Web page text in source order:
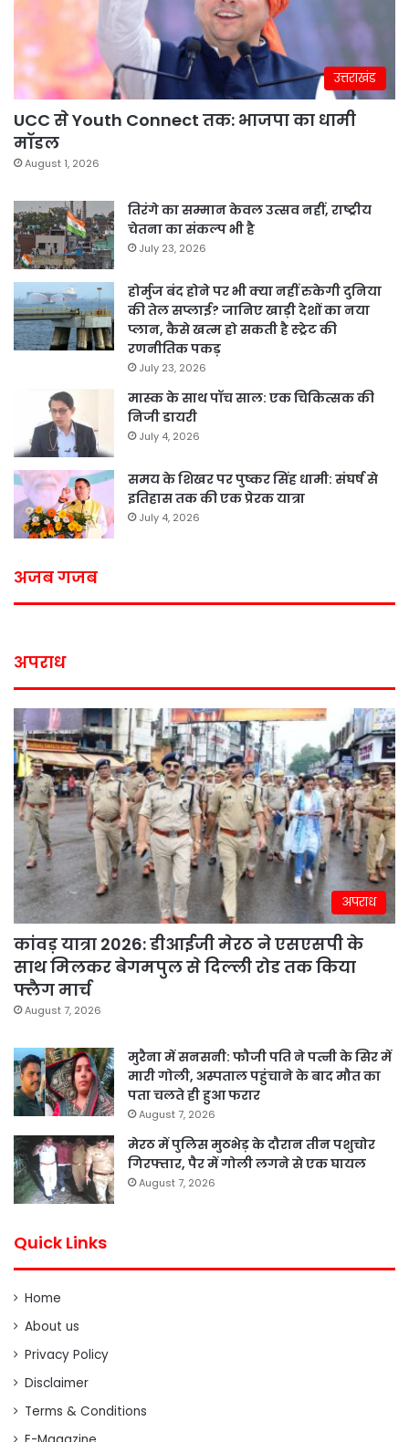
उत्तराखंड
UCC से Youth Connect तक: भाजपा का धामी
मॉडल
August 1, 2026
तिरंगे का सम्मान केवल उत्सव नहीं, राष्ट्रीय
चेतना का संकल्प भी है
July 23, 2026
होर्मुज बंद होने पर भी क्या नहीं रुकेगी दुनिया
की तेल सप्लाई? जानिए खाड़ी देशों का नया
प्लान, कैसे खत्म हो सकती है स्ट्रेट की
रणनीतिक पकड़
July 23, 2026
मास्क के साथ पॉच साल: एक चिकित्सक की
निजी डायरी
July 4, 2026
समय के शिखर पर पुष्कर सिंह धामी: संघर्ष से
इतिहास तक की एक प्रेरक यात्रा
July 4, 2026
अजब गजब
अपराध
अपराध
कांवड़ यात्रा 2026: डीआईजी मेरठ ने एसएसपी के
साथ मिलकर बेगमपुल से दिल्ली रोड तक किया
फ्लैग मार्च
August 7, 2026
मुरैना में सनसनी: फौजी पति ने पत्नी के सिर में
मारी गोली, अस्पताल पहुंचाने के बाद मौत का
पता चलते ही हुआ फरार
August 7, 2026
मेरठ में पुलिस मुठभेड़ के दौरान तीन पशुचोर
गिरफ्तार, पैर में गोली लगने से एक घायल
August 7, 2026
Quick Links
Home
About us
Privacy Policy
Disclaimer
Terms & Conditions